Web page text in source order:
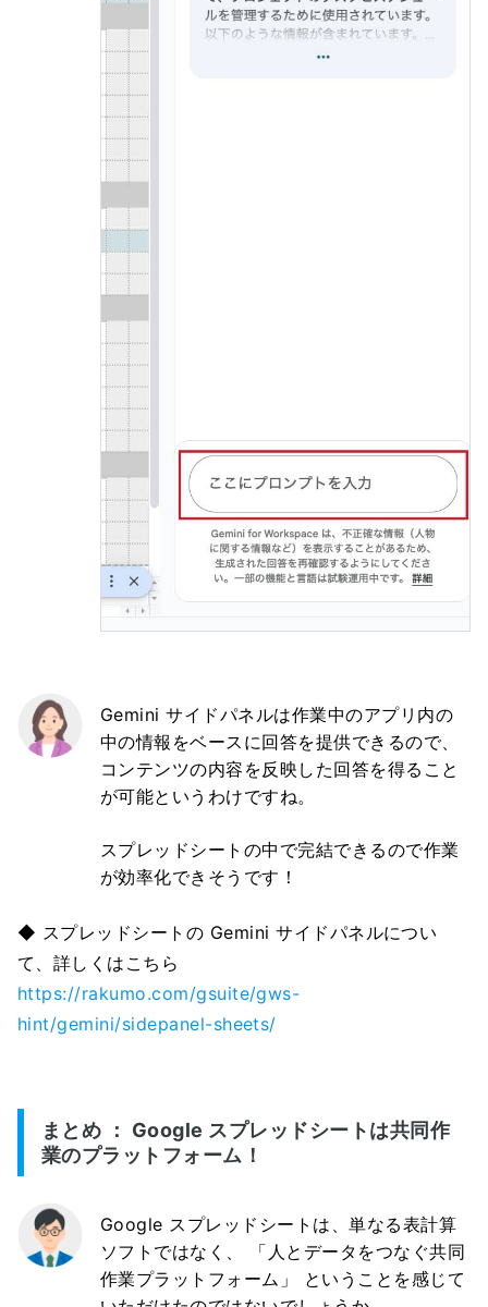
Gemini サイドパネルは作業中のアプリ内の
中の情報をベースに回答を提供できるので、
コンテンツの内容を反映した回答を得ること
が可能というわけですね。
スプレッドシートの中で完結できるので作業
が効率化できそうです！
◆ スプレッドシートの Gemini サイドパネルについ
て、詳しくはこちら
https://rakumo.com/gsuite/gws-
hint/gemini/sidepanel-sheets/
まとめ ： Google スプレッドシートは共同作
業のプラットフォーム！
Google スプレッドシートは、単なる表計算
ソフトではなく、 「人とデータをつなぐ共同
作業プラットフォーム」 ということを感じて